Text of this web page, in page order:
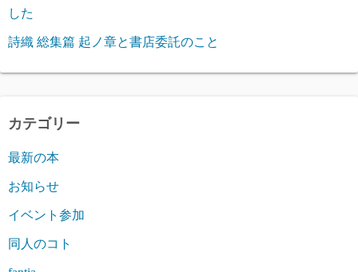
した
詩織 総集篇 起ノ章と書店委託のこと
カテゴリー
最新の本
お知らせ
イベント参加
同人のコト